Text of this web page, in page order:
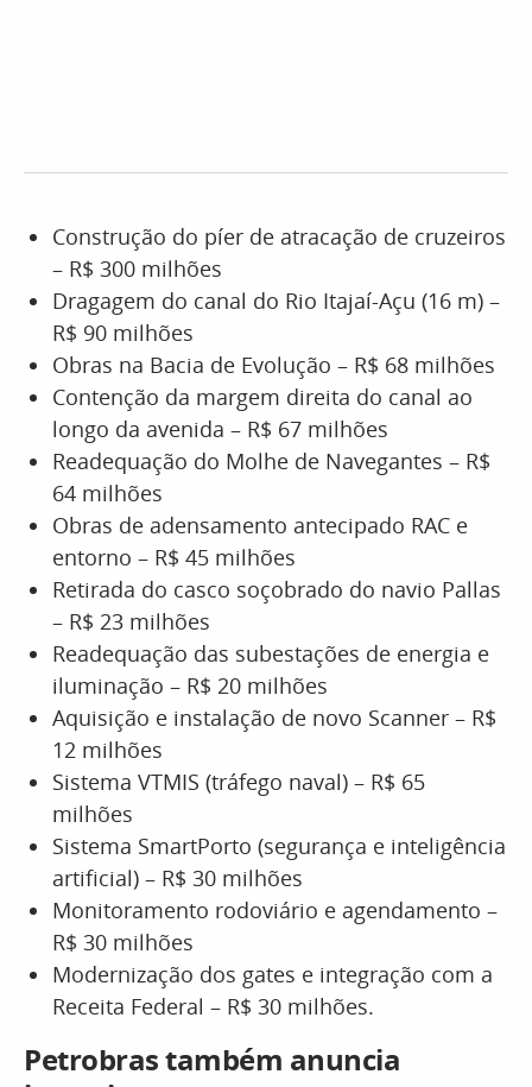
Construção do píer de atracação de cruzeiros
– R$ 300 milhões
⁠Dragagem do canal do Rio Itajaí-Açu (16 m) –
R$ 90 milhões
Obras na Bacia de Evolução – R$ 68 milhões
Contenção da margem direita do canal ao
longo da avenida – R$ 67 milhões
Readequação do Molhe de Navegantes – R$
64 milhões
Obras de adensamento antecipado RAC e
entorno – R$ 45 milhões
Retirada do casco soçobrado do navio Pallas
– R$ 23 milhões
Readequação das subestações de energia e
iluminação – R$ 20 milhões
Aquisição e instalação de novo Scanner – R$
12 milhões
Sistema VTMIS (tráfego naval) – R$ 65
milhões
Sistema SmartPorto (segurança e inteligência
artificial) – R$ 30 milhões
Monitoramento rodoviário e agendamento –
R$ 30 milhões
Modernização dos gates e integração com a
Receita Federal – R$ 30 milhões.
Petrobras também anuncia